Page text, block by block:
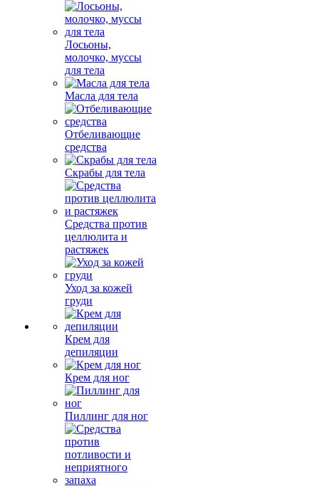
Лосьоны,
молочко, муссы
для тела
Масла для тела
Отбеливающие
средства
Скрабы для тела
Средства против
целлюлита и
растяжек
Уход за кожей
груди
Крем для
депиляции
Крем для ног
Пиллинг для ног